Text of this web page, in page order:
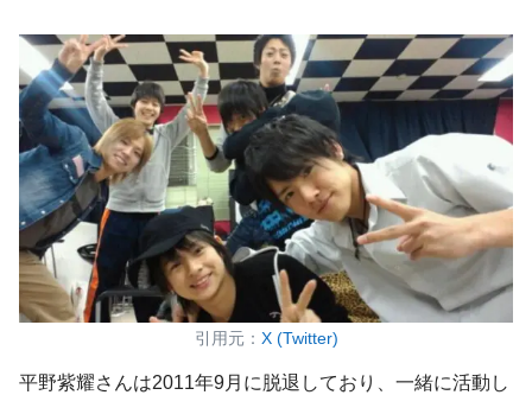
引用元： X (Twitter)
平野紫耀さんは2011年9月に脱退しており、一緒に活動し